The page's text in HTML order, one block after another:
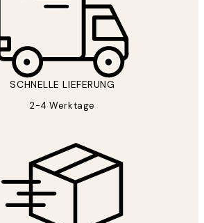
SCHNELLE LIEFERUNG
2-4 Werktage